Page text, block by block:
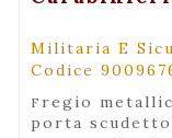
Militaria E
Codice
fregio metallico legione carabinieri, con
porta